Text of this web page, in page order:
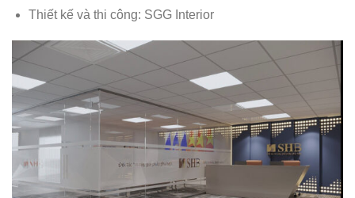
Thiết kế và thi công: SGG Interior